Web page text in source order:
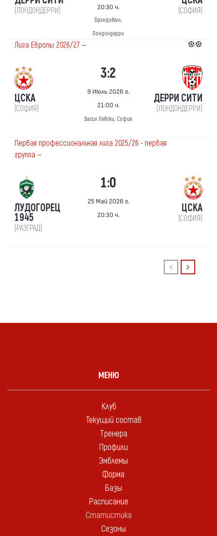
(ЛОНДОНДЕРРИ)
20:30 ч.
Брэндивелл,
Лондондерри
(СОФИЯ)
Лига Европы 2026/27 —
ЦСКА
(СОФИЯ)
3:2
9 Июль 2026 г.
21:00 ч.
Васил Левски, София
ДЕРРИ СИТИ
(ЛОНДОНДЕРРИ)
Первая профессиональная лига 2025/26 - первая
группа —
ЛУДОГОРЕЦ
1945
(РАЗГРАД)
1:0
25 Май 2026 г.
20:30 ч.
ЦСКА
(СОФИЯ)
МЕНЮ
Клуб
Текущий состав
Тренера
Профили
Эмблемы
Форма
Базы
Расписание
Статистика
Сезоны